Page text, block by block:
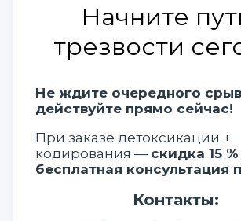
Начните
трезвости
Не ждите очередного
действуйте прямо сейчас!
При заказе детоксикации +
кодирования — скидка 15 %
бесплатная консультация
Контакты: